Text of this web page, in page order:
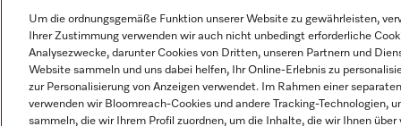
Um die ordnungsgemäße Funktion unserer Website zu gewährleisten,
Ihrer Zustimmung verwenden wir auch nicht unbedingt erforderliche
Analysezwecke, darunter Cookies von Dritten, unseren Partnern und
Website sammeln und uns dabei helfen, Ihr Online-Erlebnis zu
zur Personalisierung von Anzeigen verwendet. Im Rahmen einer
verwenden wir Bloomreach-Cookies und andere Tracking-Technologien,
sammeln, die wir Ihrem Profil zuordnen, um die Inhalte, die wir Ihnen